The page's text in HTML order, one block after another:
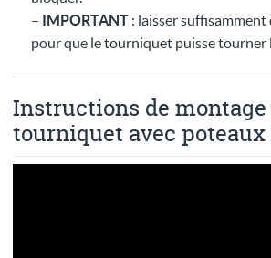
– IMPORTANT : laisser suffisamment
pour que le tourniquet puisse tourner
Instructions de
tourniquet avec